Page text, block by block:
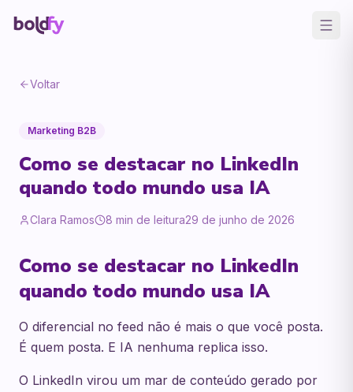
Voltar
Marketing B2B
Como se destacar no LinkedIn
quando todo mundo usa IA
Clara Ramos 8 min de leitura29 de junho de 2026
Como se destacar no LinkedIn
quando todo mundo usa IA
O diferencial no feed não é mais o que você posta.
É quem posta. E IA nenhuma replica isso.
O LinkedIn virou um mar de conteúdo gerado por